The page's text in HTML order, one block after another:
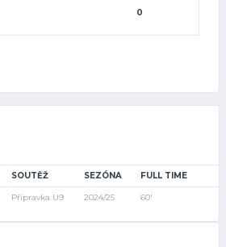
0
SOUTĚŽ SEZÓNA FULL TIME
Přípravka U9 2024/25 60'